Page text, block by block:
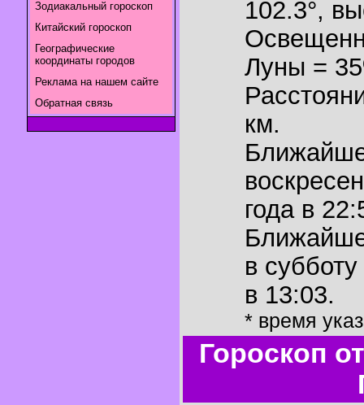
Зодиакальный гороскоп
Китайский гороскоп
Географические
координаты городов
Реклама на нашем сайте
Обратная связь
102.3°,
Луны =
км.
года в
в
в 13:03.
* время
Гороскоп